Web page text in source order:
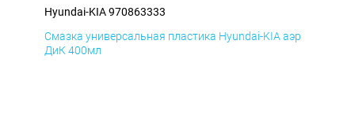
Hyundai-KIA 970863333
Смазка универсальная пластика Hyundai-KIA аэр
ДиК 400мл